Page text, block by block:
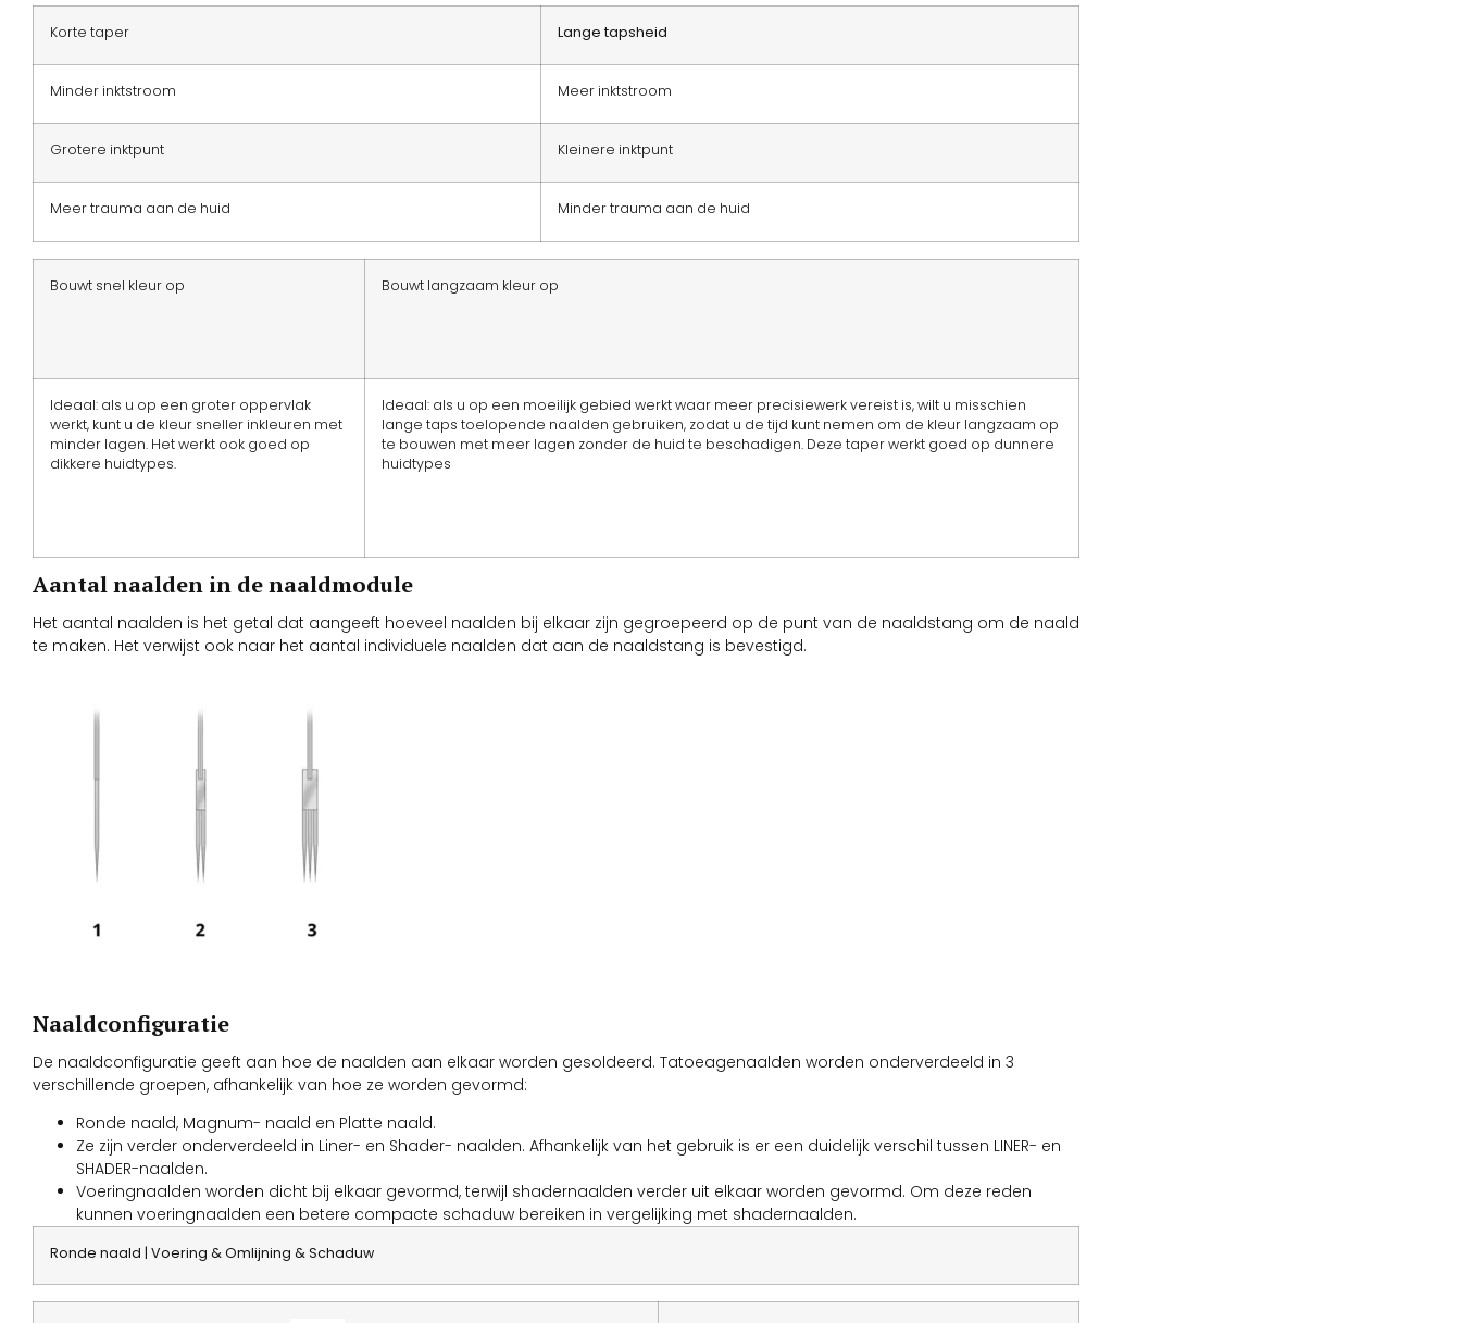
Korte taper Lange tapsheid
Minder inktstroom Meer inktstroom
Grotere inktpunt Kleinere inktpunt
Meer trauma aan de huid Minder trauma aan de huid
Bouwt snel kleur op Bouwt langzaam kleur op
Ideaal: als u op een groter oppervlak
werkt, kunt u de kleur sneller inkleuren met
minder lagen. Het werkt ook goed op
dikkere huidtypes.
Ideaal: als u op een moeilijk gebied werkt waar meer precisiewerk vereist is, wilt u misschien
lange taps toelopende naalden gebruiken, zodat u de tijd kunt nemen om de kleur langzaam op
te bouwen met meer lagen zonder de huid te beschadigen. Deze taper werkt goed op dunnere
huidtypes
Aantal naalden in de naaldmodule
Het aantal naalden is het getal dat aangeeft hoeveel naalden bij elkaar zijn gegroepeerd op de punt van de naaldstang om de naald
te maken. Het verwijst ook naar het aantal individuele naalden dat aan de naaldstang is bevestigd.
Naaldconfiguratie
De naaldconfiguratie geeft aan hoe de naalden aan elkaar worden gesoldeerd. Tatoeagenaalden worden onderverdeeld in 3
verschillende groepen, afhankelijk van hoe ze worden gevormd:
Ronde naald, Magnum- naald en Platte naald.
Ze zijn verder onderverdeeld in Liner- en Shader- naalden. Afhankelijk van het gebruik is er een duidelijk verschil tussen LINER- en
SHADER-naalden.
Voeringnaalden worden dicht bij elkaar gevormd, terwijl shadernaalden verder uit elkaar worden gevormd. Om deze reden
kunnen voeringnaalden een betere compacte schaduw bereiken in vergelijking met shadernaalden.
Ronde naald | Voering & Omlijning & Schaduw